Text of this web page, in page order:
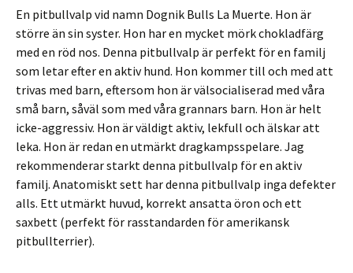
En pitbullvalp vid namn Dognik Bulls La Muerte. Hon är
större än sin syster. Hon har en mycket mörk chokladfärg
med en röd nos. Denna pitbullvalp är perfekt för en familj
som letar efter en aktiv hund. Hon kommer till och med att
trivas med barn, eftersom hon är välsocialiserad med våra
små barn, såväl som med våra grannars barn. Hon är helt
icke-aggressiv. Hon är väldigt aktiv, lekfull och älskar att
leka. Hon är redan en utmärkt dragkampsspelare. Jag
rekommenderar starkt denna pitbullvalp för en aktiv
familj. Anatomiskt sett har denna pitbullvalp inga defekter
alls. Ett utmärkt huvud, korrekt ansatta öron och ett
saxbett (perfekt för rasstandarden för amerikansk
pitbullterrier).